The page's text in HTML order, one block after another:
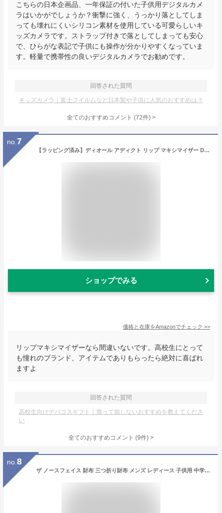
こちらの日本企画品、一年保証の付いた子供用デジタルカメ
ラはいかがでしょうか？衝撃に強く、うっかり落としてしま
っても壊れにくいシリコン素材を使用している可愛らしいキ
ッズカメラです。ストラップ付きで落としてしまっても安心
で、ひらがな表記で子供にも操作が分かりやすくなっていま
す。軽量で携帯性の良いデジタルカメラでお勧めです。
回答された質問
キッズカメラ｜富士フイルムなど日本製や子供に人気のおすすめは？
全てのおすすめコメント (72件) >
no. 7
【ラッピング済み】ディオール アディクト リップ マキシマイザー DIOR リップクリーム リップケア ティント ティントリップ コスメ 下地 010/ホロピンク 母の日 1個 (x 1)
ショップでみる
価格と在庫をAmazonでチェック >>
リップマキシマイザーなら間違いないです。高校生にとって
も憧れのブランド、アイテムでありもらったら絶対に喜ばれ
ますよ
回答された質問
高校生向けデパコスギフト｜買って損しないおすすめを教えてくださ
い
全てのおすすめコメント (9件) >
no. 8
ザ ノースフェイス 財布 三つ折り財布 メンズ レディース 子供用 中学生 高校生 男女兼用 小銭入れ ブラック イエロー サイフ バリバリ財布 ブランド 誕生日プレゼント お祝い ギフト ベースキャンプ マジックテープ 財布 ウォレット 成人 卒業 入学